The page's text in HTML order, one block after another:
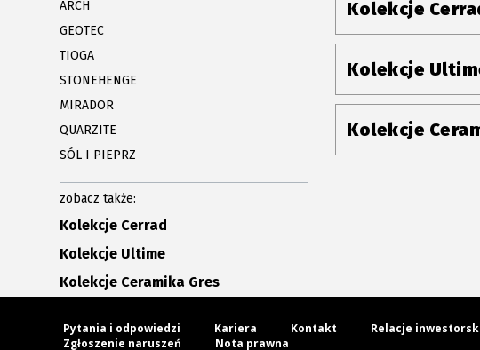
ARCH
GEOTEC
TIOGA
STONEHENGE
MIRADOR
QUARZITE
SÓL I PIEPRZ
zobacz także:
Kolekcje Cerrad
Kolekcje Ultime
Kolekcje Ceramika Gres
Kolekcje
Kolekcje
Kolekcje
Pytania i odpowiedzi Kariera Kontakt Relacje
Zgłoszenie naruszeń
Nota prawna